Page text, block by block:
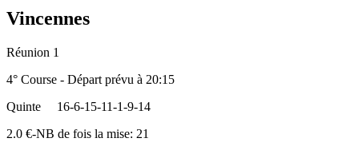
Vincennes
Réunion 1
4° Course - Départ prévu à 20:15
Quinte
16-6-15-11-1-9-14
2.0 €-NB de fois la mise: 21